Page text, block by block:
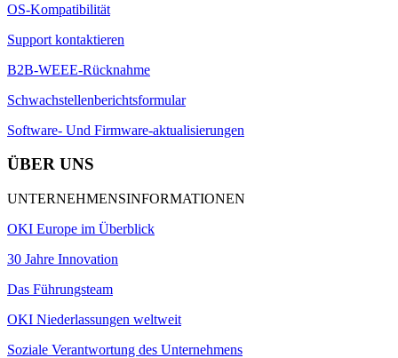
OS-Kompatibilität
Support kontaktieren
B2B-WEEE-Rücknahme
Schwachstellenberichtsformular
Software- Und Firmware-aktualisierungen
ÜBER UNS
UNTERNEHMENSINFORMATIONEN
OKI Europe im Überblick
30 Jahre Innovation
Das Führungsteam
OKI Niederlassungen weltweit
Soziale Verantwortung des Unternehmens